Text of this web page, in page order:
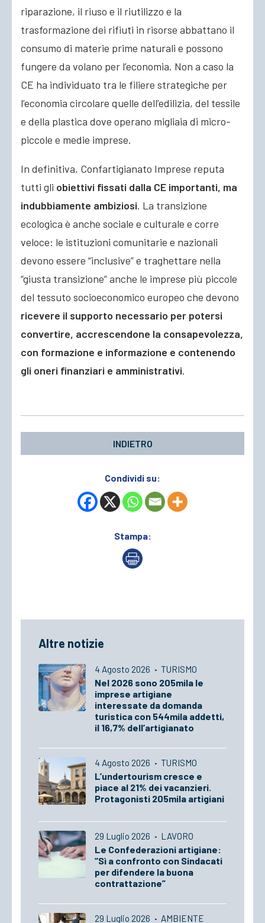
riparazione, il riuso e il riutilizzo e la
trasformazione dei rifiuti in risorse abbattano il
consumo di materie prime naturali e possono
fungere da volano per l’economia. Non a caso la
CE ha individuato tra le filiere strategiche per
l’economia circolare quelle dell’edilizia, del tessile
e della plastica dove operano migliaia di micro-
piccole e medie imprese.
In definitiva, Confartigianato Imprese reputa
tutti gli obiettivi fissati dalla CE importanti, ma
indubbiamente ambiziosi. La transizione
ecologica è anche sociale e culturale e corre
veloce: le istituzioni comunitarie e nazionali
devono essere “inclusive” e traghettare nella
“giusta transizione” anche le imprese più piccole
del tessuto socioeconomico europeo che devono
ricevere il supporto necessario per potersi
convertire, accrescendone la consapevolezza,
con formazione e informazione e contenendo
gli oneri finanziari e amministrativi.
INDIETRO
Condividi su:
Stampa:
Altre notizie
4 Agosto 2026 · TURISMO
Nel 2026 sono 205mila le
imprese artigiane
interessate da domanda
turistica con 544mila addetti,
il 16,7% dell’artigianato
4 Agosto 2026 · TURISMO
L’undertourism cresce e
piace al 21% dei vacanzieri.
Protagonisti 205mila artigiani
29 Luglio 2026 · LAVORO
Le Confederazioni artigiane:
“Sì a confronto con Sindacati
per difendere la buona
contrattazione”
29 Luglio 2026 · AMBIENTE